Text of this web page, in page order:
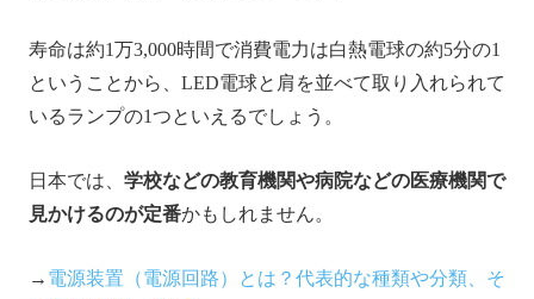
寿命は約1万3,000時間で消費電力は白熱電球の約5分の1
ということから、LED電球と肩を並べて取り入れられて
いるランプの1つといえるでしょう。
日本では、 学校などの教育機関や病院などの医療機関で
見かけるのが定番かもしれません。
→ 電源装置（電源回路）とは？代表的な種類や分類、そ